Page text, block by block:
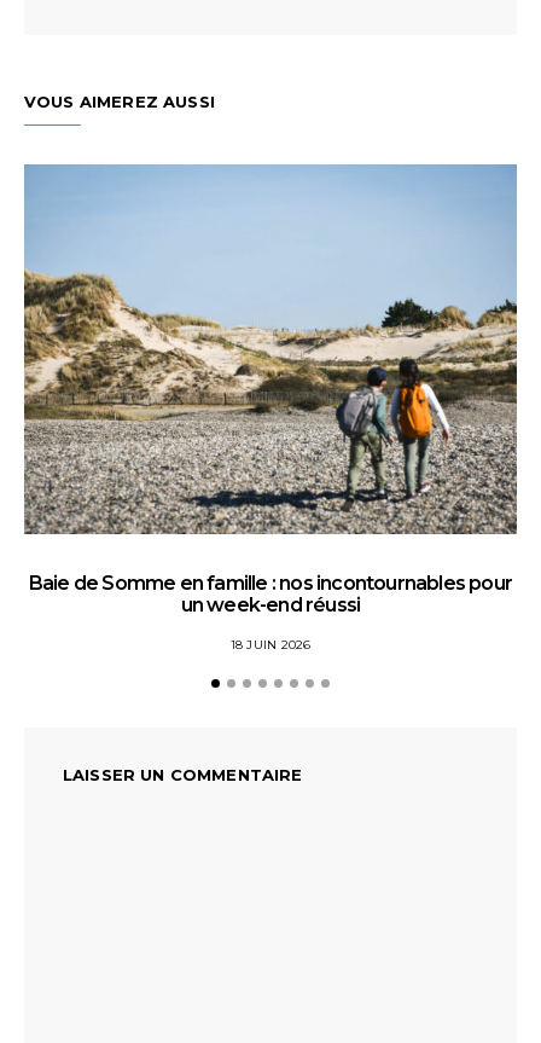
VOUS AIMEREZ AUSSI
Baie de Somme en famille : nos incontournables pour
un week-end réussi
18 JUIN 2026
LAISSER UN COMMENTAIRE